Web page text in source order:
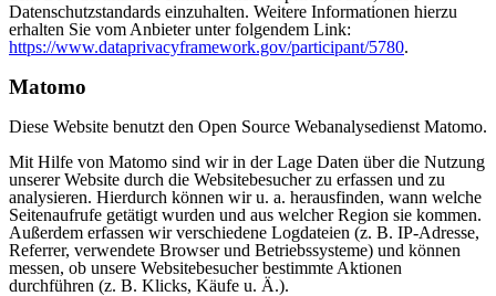
Datenschutzstandards einzuhalten. Weitere Informationen hierzu
erhalten Sie vom Anbieter unter folgendem Link:
https://www.dataprivacyframework.gov/participant/5780.
Matomo
Diese Website benutzt den Open Source Webanalysedienst Matomo.
Mit Hilfe von Matomo sind wir in der Lage Daten über die Nutzung
unserer Website durch die Websitebesucher zu erfassen und zu
analysieren. Hierdurch können wir u. a. herausfinden, wann welche
Seitenaufrufe getätigt wurden und aus welcher Region sie kommen.
Außerdem erfassen wir verschiedene Logdateien (z. B. IP-Adresse,
Referrer, verwendete Browser und Betriebssysteme) und können
messen, ob unsere Websitebesucher bestimmte Aktionen
durchführen (z. B. Klicks, Käufe u. Ä.).